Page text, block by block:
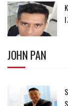
JOHN PAN